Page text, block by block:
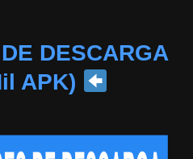
DESCARGA
APK)